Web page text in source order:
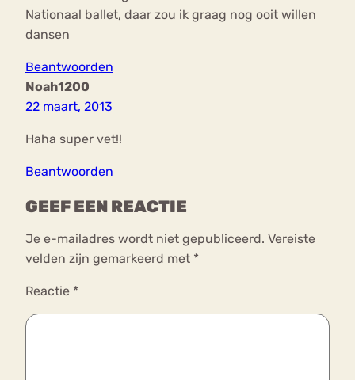
Nationaal ballet, daar zou ik graag nog ooit willen
dansen
Beantwoorden
Noah1200
22 maart, 2013
Haha super vet!!
Beantwoorden
GEEF EEN REACTIE
Je e-mailadres wordt niet gepubliceerd. Vereiste
velden zijn gemarkeerd met *
Reactie *